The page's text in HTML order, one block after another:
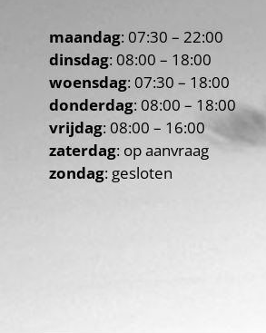
maandag: 07:30 – 22:00
dinsdag: 08:00 – 18:00
woensdag: 07:30 – 18:00
donderdag: 08:00 – 18:00
vrijdag: 08:00 – 16:00
zaterdag: op aanvraag
zondag: gesloten